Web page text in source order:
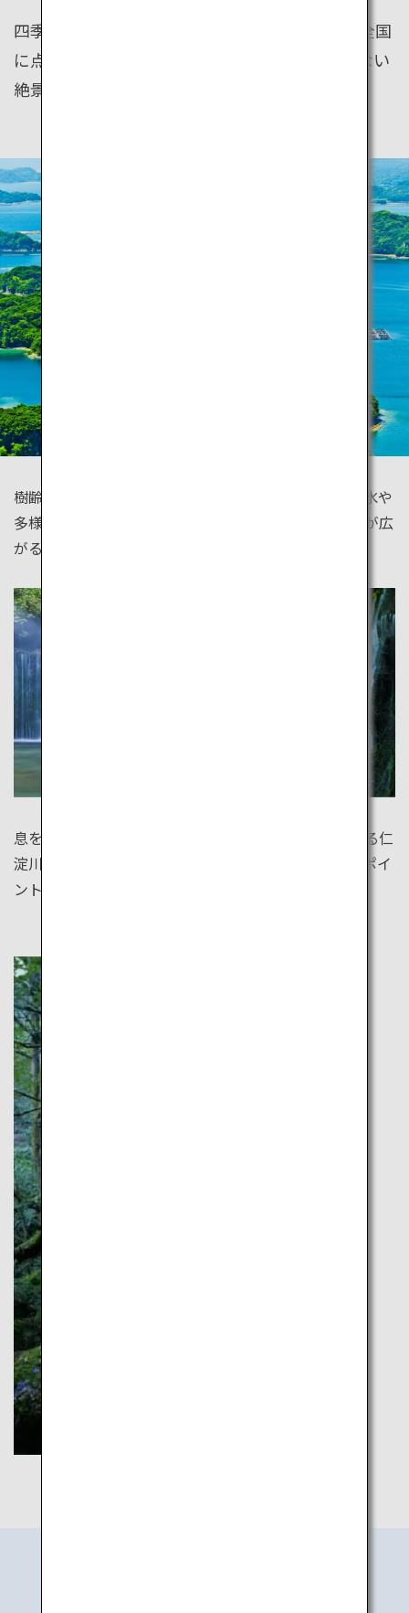
四季折々の豊かな自然が作り出す日本の絶景。全国
に点在する世界遺産以外にも、まだ知られていない
絶景がたくさんあります。
樹齢数千年の屋久杉や苔むす森に覆われた屋久島、流氷や
多様な動植物の楽園・知床、手つかずのブナの原生林が広
がる白神山地。大自然を五感で味わってください。
息をのむほど美しい紅葉の蔦沼、日本一の透明度を誇る仁
淀川。まだまだあります。世界で知られていない絶景ポイ
ント。